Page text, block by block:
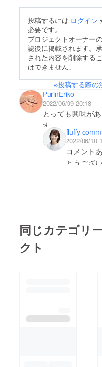
ご入園も受付中
急に冷え込んでま
ましたのでご自愛
さい。今後とも、
しくお願い申し上
す。ぬいぐるみ
園 金子
ろしければぜひ
ください。日時：
7日(金) 20:00-
式：Zoomによる
ライン配信 ※
データを後送しま
内容：ぬいぐる
園の活動報告
ミーティングに参
る
https://
us/j/
み保育園って何
か？」→ぬいぐ
るみと一緒に保
るみの幸せ”を最
事に考えて、企画
施していくことで
ぬいぐるみが保育
を、ご支援いた
方には、SNSや活
告会にてシェア
す。保育園に彼ら
けた保護者の皆
は、れんらく帳
や動画ファイル
せ、大切な時間
気持ちが広がっ
投稿するには ログイン
必要です。
プロジェクトオーナー
認後に掲載されます。
された内容を削除する
はできません。
※投稿する際の
PurinEriko
2022/06/09 20:18
とっても興味があ
す。
一泊二日くらいの
ンも有ればって
2022/06/10
コメント
とうござ
ご意見を
同じカテゴリ
クト